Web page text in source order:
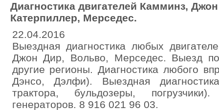
Диагностика двигателей Камминз,
Катерпиллер, Мерседес.
22.04.2016
Выездная диагностика любых
Джон Дир, Вольво, Мерседес. Выезд
другие регионы. Диагностика любого
Дэнсо, Дэлфи). Выездная
трактора, бульдозеры,
генераторов. 8 916 021 96 03.